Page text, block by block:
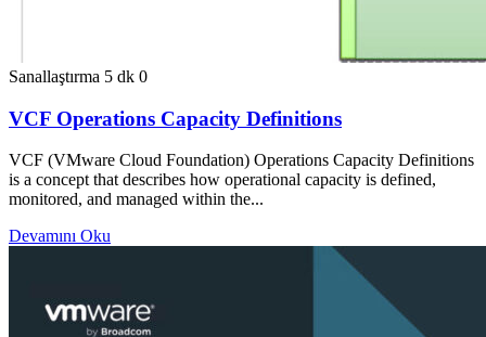
Sanallaştırma 5 dk 0
VCF Operations Capacity Definitions
VCF (VMware Cloud Foundation) Operations Capacity Definitions
is a concept that describes how operational capacity is defined,
monitored, and managed within the...
Devamını Oku